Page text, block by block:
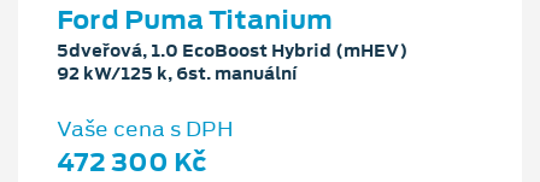
Ford Puma Titanium
5dveřová, 1.0 EcoBoost Hybrid (mHEV)
92 kW/125 k, 6st. manuální
Vaše cena s DPH
472 300 Kč